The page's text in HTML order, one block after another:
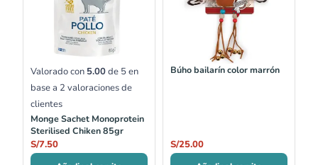
Valorado con 5.00de 5 en
base a 2 valoraciones de
clientes
Monge Sachet Monoprotein
Sterilised Chiken 85gr
S/7.50
Búho bailarín color marrón
S/25.00